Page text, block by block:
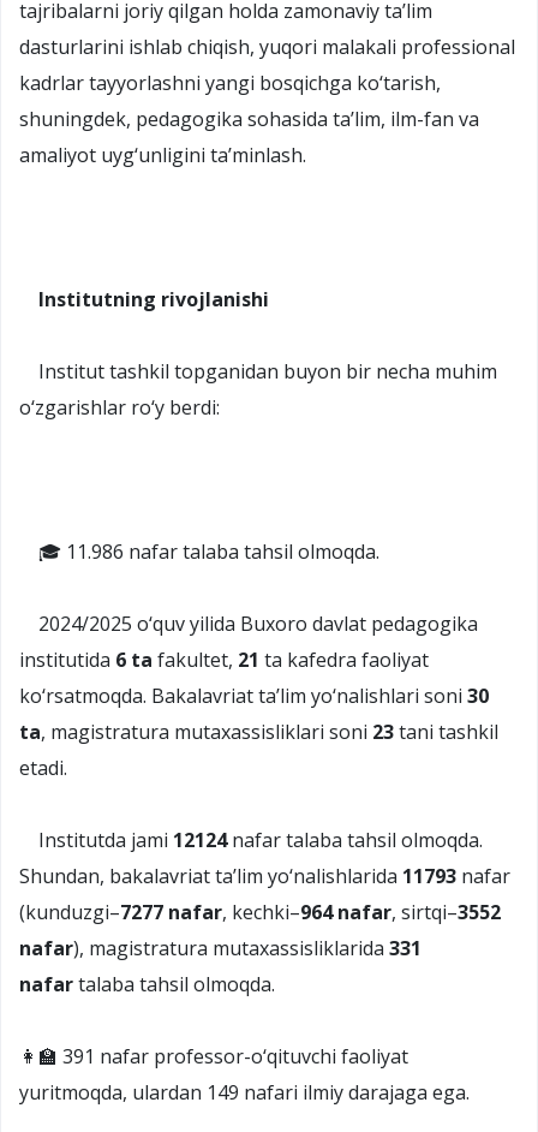
tajribalarni joriy qilgan holda zamonaviy ta’lim
dasturlarini ishlab chiqish, yuqori malakali professional
kadrlar tayyorlashni yangi bosqichga ko‘tarish,
shuningdek, pedagogika sohasida ta’lim, ilm-fan va
amaliyot uyg‘unligini ta’minlash.
Institutning rivojlanishi
Institut tashkil topganidan buyon bir necha muhim
o‘zgarishlar ro‘y berdi:
🎓 11.986 nafar talaba tahsil olmoqda.
2024/2025 o‘quv yilida Buxoro davlat pedagogika
institutida 6 ta fakultet, 21 ta kafedra faoliyat
ko‘rsatmoqda. Bakalavriat ta’lim yo‘nalishlari soni 30
ta, magistratura mutaxassisliklari soni 23tani tashkil
etadi.
Institutda jami 12124nafar talaba tahsil olmoqda.
Shundan, bakalavriat ta’lim yo‘nalishlarida 11793 nafar
(kunduzgi–7277 nafar, kechki–964 nafar, sirtqi–3552
nafar), magistratura mutaxassisliklarida 331
nafartalaba tahsil olmoqda.
👩‍🏫 391 nafar professor-o‘qituvchi faoliyat
yuritmoqda, ulardan 149 nafari ilmiy darajaga ega.